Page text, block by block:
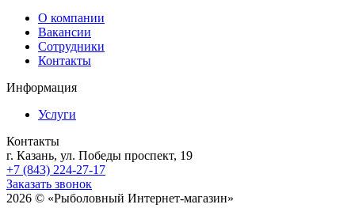
О компании
Вакансии
Сотрудники
Контакты
Информация
Услуги
Контакты
г. Казань, ул. Победы проспект, 19
+7 (843) 224-27-17
Заказать звонок
2026 © «Рыболовный Интернет-магазин»